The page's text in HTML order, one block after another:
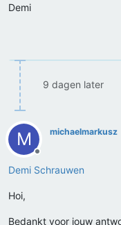
Demi
9 dagen later
M
Offline
michaelmarkusz
Demi Schrauwen
Hoi,
Bedankt voor jouw